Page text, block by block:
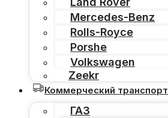
Mercedes-Benz
Rolls-Royce
Porshe
Volkswagen
Zeekr
Коммерческий транспорт
ГАЗ